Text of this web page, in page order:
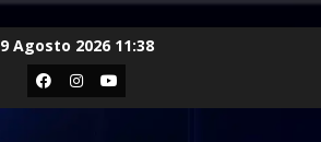
9 Agosto 2026 11:38
Facebook
Instagram
Youtube